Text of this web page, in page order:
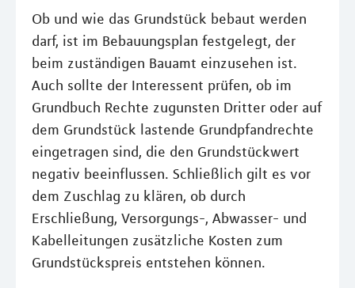
Ob und wie das Grundstück bebaut werden
darf, ist im Bebauungsplan festgelegt, der
beim zuständigen Bauamt einzusehen ist.
Auch sollte der Interessent prüfen, ob im
Grundbuch Rechte zugunsten Dritter oder auf
dem Grundstück lastende Grundpfandrechte
eingetragen sind, die den Grundstückwert
negativ beeinflussen. Schließlich gilt es vor
dem Zuschlag zu klären, ob durch
Erschließung, Versorgungs-, Abwasser- und
Kabelleitungen zusätzliche Kosten zum
Grundstückspreis entstehen können.